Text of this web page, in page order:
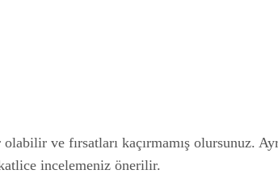
ve fırsatları kaçırmamış olursunuz.
incelemeniz önerilir.